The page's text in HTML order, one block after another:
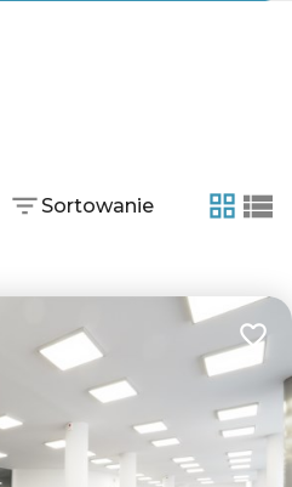
24
Sortowanie
tabela